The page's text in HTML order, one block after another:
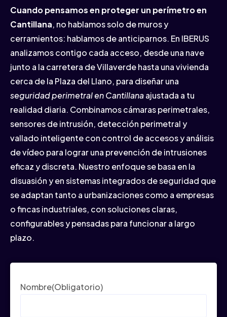
Cuando pensamos en proteger un perímetro en
Cantillana, no hablamos solo de muros y
cerramientos: hablamos de anticiparnos. En IBERUS
analizamos contigo cada acceso, desde una nave
junto a la carretera de Villaverde hasta una vivienda
cerca de la Plaza del Llano, para diseñar una
seguridad perimetral en Cantillanaajustada a tu
realidad diaria. Combinamos cámaras perimetrales,
sensores de intrusión, detección perimetral y
vallado inteligente con control de accesos y análisis
de vídeo para lograr una prevención de intrusiones
eficaz y discreta. Nuestro enfoque se basa en la
disuasión y en sistemas integrados de seguridad que
se adaptan tanto a urbanizaciones como a empresas
o fincas industriales, con soluciones claras,
configurables y pensadas para funcionar a largo
plazo.
Nombre(Obligatorio)